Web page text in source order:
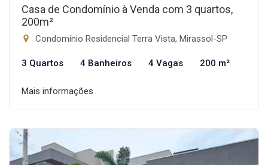
Casa de Condomínio à Venda com 3 quartos,
200m²
Condomínio Residencial Terra Vista, Mirassol-SP
3 Quartos 4 Banheiros 4 Vagas 200 m²
Mais informações